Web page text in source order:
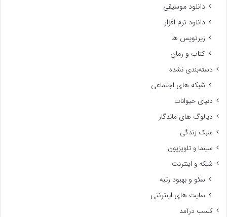
دانلود موسیقی
دانلود نرم افزار
زیرنویس ها
کتاب و رمان
دسته‌بندی نشده
شبکه های اجتماعی
دنیای حیوانات
دیالوگ های ماندگار
سبک زندگی
سینما و تلویزیون
شبکه و اینترنت
سئو و بهبود رتبه
سایت های اینترنتی
کسب درآمد